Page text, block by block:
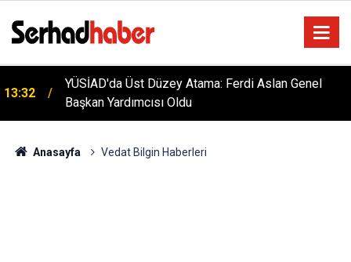
13:32
YÜSİAD'da Üst Düzey Atama: Ferdi Aslan Genel
Başkan Yardımcısı Oldu
Anasayfa Vedat Bilgin Haberleri